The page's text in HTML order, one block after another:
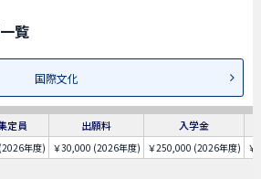
覧
国際文化
定員 出願料 入学金
年度) ￥30,000 (2026年度) ￥250,000 (2026年度) ￥